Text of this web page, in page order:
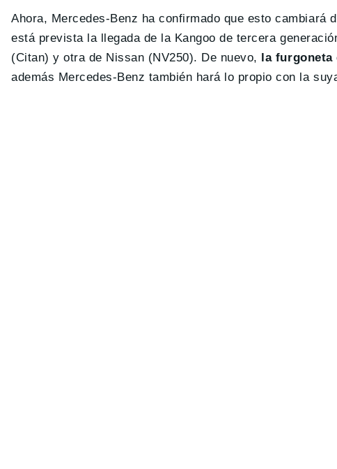
Ahora, Mercedes-Benz ha confirmado que esto cambiará
está prevista la llegada de la Kangoo de tercera
(Citan) y otra de Nissan (NV250). De nuevo, la furgoneta
además Mercedes-Benz también hará lo propio con la